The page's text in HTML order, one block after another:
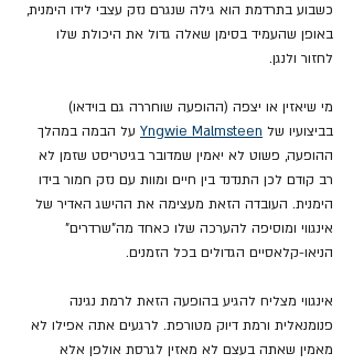
כשבוע בתרדמת הוא גילה שנגרם נזק עצבי לידו הימנית,
באופן שהעמיד בסימן שאלה גדול את היכולת שלו
לחזור ולנגן.
מי שיאזין או יצפה (ההופעה שוחררה גם בוידאו)
בביצועיו של Yngwie Malmsteen על הבמה במהלך
ההופעה, פשוט לא יאמין שמדובר בגיטריסט שזמן לא
רב קודם לכן התנדנד בין חיים ומוות עם נזק חמור בידו
הימנית. העובדה הזאת מעצימה את ההישג האדיר של
אינגווי ומוסיפה להערכה שלו כאחד מה"שרדרים"
הניאו-קלאסיים הגדולים בכל הזמנים.
אינגווי מצליח להגיע בהופעה הזאת לרמת נגינה
פנומנאלית ורמת דיוק מטורפת. לרגעים אתה אפילו לא
מאמין שאתה בעצם לא מאזין לגרסת אולפן אלא